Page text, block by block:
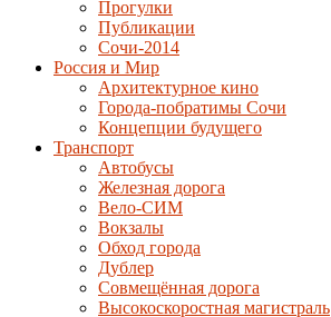
Прогулки
Публикации
Сочи-2014
Россия и Мир
Архитектурное кино
Города-побратимы Сочи
Концепции будущего
Транспорт
Автобусы
Железная дорога
Вело-СИМ
Вокзалы
Обход города
Дублер
Совмещённая дорога
Высокоскоростная магистраль